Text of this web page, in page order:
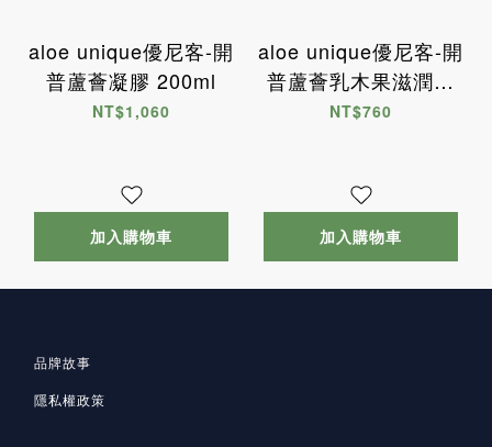
aloe unique優尼客-開
普蘆薈凝膠 200ml
NT$1,060
加入購物車
aloe unique優尼客-開
普蘆薈乳木果滋潤乳
霜 200ml
NT$760
加入購物車
品牌故事
隱私權政策